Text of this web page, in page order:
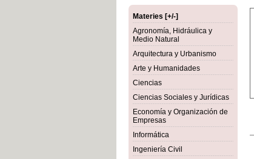
Materies [+/-]
Agronomía, Hidráulica y
Medio Natural
Arquitectura y Urbanismo
Arte y Humanidades
Ciencias
Ciencias Sociales y Jurídicas
Economía y Organización de
Empresas
Informática
Ingeniería Civil